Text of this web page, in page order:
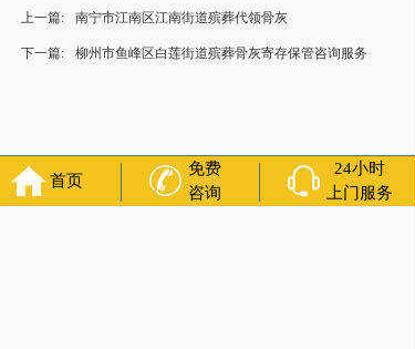
上一篇: 南宁市江南区江南街道殡葬代领骨灰
下一篇: 柳州市鱼峰区白莲街道殡葬骨灰寄存保管咨询服务
首页
免费
咨询
24小时
上门服务